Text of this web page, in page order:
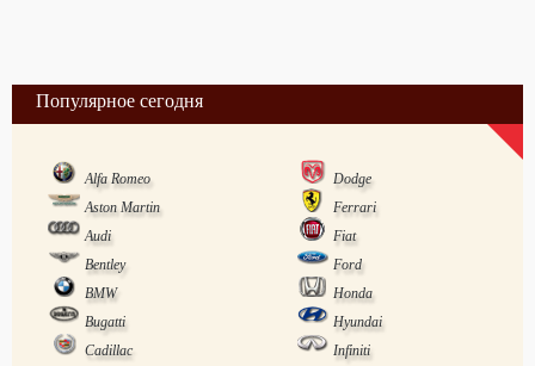
Популярное сегодня
Alfa Romeo
Dodge
Aston Martin
Ferrari
Audi
Fiat
Bentley
Ford
BMW
Honda
Bugatti
Hyundai
Cadillac
Infiniti